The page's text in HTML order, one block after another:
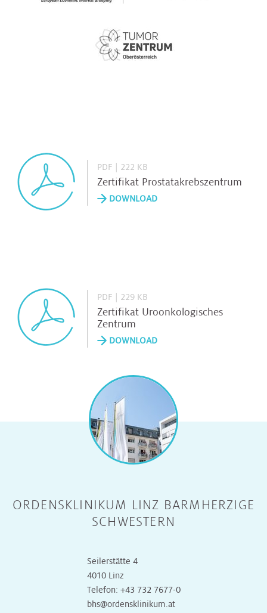
PDF | 222 KB
Zertifikat Prostatakrebszentrum
DOWNLOAD
PDF | 229 KB
Zertifikat Uroonkologisches
Zentrum
DOWNLOAD
ORDENSKLINIKUM LINZ BARMHERZIGE
SCHWESTERN
Seilerstätte 4
4010 Linz
Telefon: +43 732 7677-0
bhs@ordensklinikum.at